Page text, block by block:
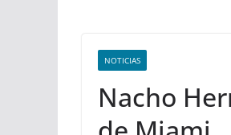
NOTICIAS
Nacho